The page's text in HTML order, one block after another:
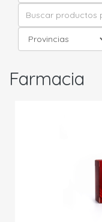
Farmacia